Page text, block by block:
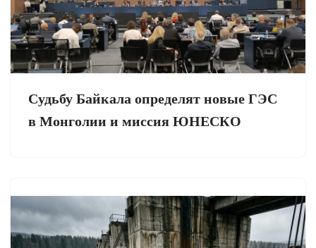
Судьбу Байкала определят новые ГЭС
в Монголии и миссия ЮНЕСКО